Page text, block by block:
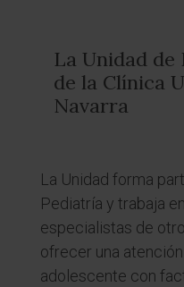
La Unidad
de la Clínica
Navarra
La Unidad forma
Pediatría y trabaja
especialistas de
ofrecer una
adolescente con